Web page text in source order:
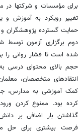
برای مؤسسات و شرکت­ها در
تغییر رویکرد به آموزش و
حمایت گسترده پژوهشگران
دوم برگزاری آزمون توسط
شده است تا فشار روانی را
حجم بالای محتوای درسی
انتقادهای متخصصان،
کمک آموزشی به مدارس،
کرده بود. ممنوع کردن
گذاشتن بار اضافی بر
فرصت بیشتری برای حل